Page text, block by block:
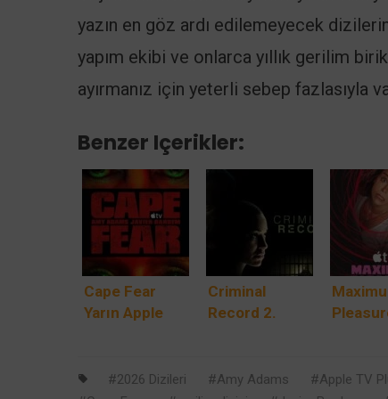
yazın en göz ardı edilemeyecek
yapım ekibi ve onlarca yıllık gerilim
ayırmanız için yeterli sebep fazlasıyla
Benzer Içerikler:
Cape Fear
Yarın Apple
Spielberg,
Criminal
Record 2.
Capaldi ve
2026 Dizileri Amy Adams Apple TV